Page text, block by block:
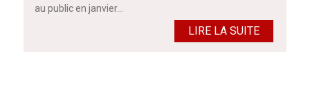
au public en janvier…
LIRE LA SUITE